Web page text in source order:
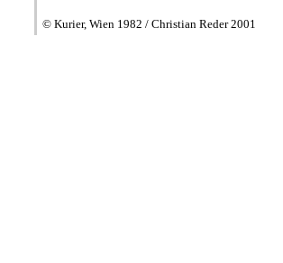
© Kurier, Wien 1982 / Christian Reder 2001